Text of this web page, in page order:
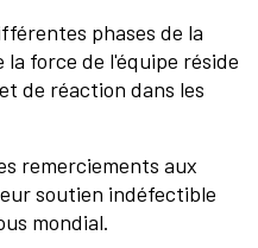
phases de la
force de l'équipe réside
de réaction dans les
remerciements aux
soutien indéfectible
mondial.